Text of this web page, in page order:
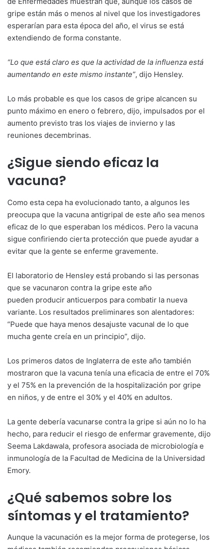
gripe están más o menos al nivel que los investigadores
esperarían para esta época del año, el virus se está
extendiendo de forma constante.
“Lo que está claro es que la actividad de la influenza está
aumentando en este mismo instante”, dijo Hensley.
Lo más probable es que los casos de gripe alcancen su
punto máximo en enero o febrero, dijo, impulsados por el
aumento previsto tras los viajes de invierno y las
reuniones decembrinas.
¿Sigue siendo eficaz la
vacuna?
Como esta cepa ha evolucionado tanto, a algunos les
preocupa que la vacuna antigripal de este año sea menos
eficaz de lo que esperaban los médicos. Pero la vacuna
sigue confiriendo cierta protección que puede ayudar a
evitar que la gente se enferme gravemente.
El laboratorio de Hensley está probando si las personas
que se vacunaron contra la gripe este año
pueden producir anticuerpos para combatir la nueva
variante. Los resultados preliminares son alentadores:
“Puede que haya menos desajuste vacunal de lo que
mucha gente creía en un principio”, dijo.
Los primeros datos de Inglaterra de este año también
mostraron que la vacuna tenía una eficacia de entre el 70%
y el 75% en la prevención de la hospitalización por gripe
en niños, y de entre el 30% y el 40% en adultos.
La gente debería vacunarse contra la gripe si aún no lo ha
hecho, para reducir el riesgo de enfermar gravemente, dijo
Seema Lakdawala, profesora asociada de microbiología e
inmunología de la Facultad de Medicina de la Universidad
Emory.
¿Qué sabemos sobre los
síntomas y el tratamiento?
Aunque la vacunación es la mejor forma de protegerse, los